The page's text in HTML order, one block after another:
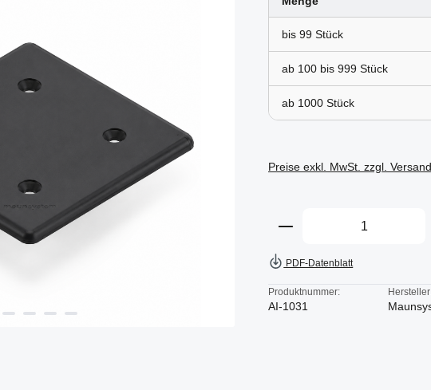
bis 99
ab 100 bis 999
ab 1000
Preise exkl. MwSt. zzgl.
Produkt Anzahl:
PDF-Datenblatt
Produktnummer:
AI-1031